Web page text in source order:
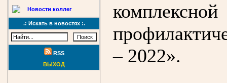
Новости коллег
.: Искать в новостях :.
RSS
ВЫХОД
– 2022».